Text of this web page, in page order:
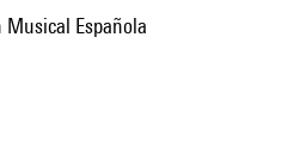
Musical Española